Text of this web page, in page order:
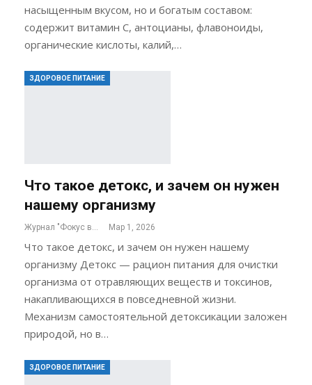
насыщенным вкусом, но и богатым составом:
содержит витамин C, антоцианы, флавоноиды,
органические кислоты, калий,…
ЗДОРОВОЕ ПИТАНИЕ
Что такое детокс, и зачем он нужен
нашему организму
Журнал "Фокус внимания" Мар 1, 2026
Что такое детокс, и зачем он нужен нашему
организму Детокс — рацион питания для очистки
организма от отравляющих веществ и токсинов,
накапливающихся в повседневной жизни.
Механизм самостоятельной детоксикации заложен
природой, но в…
ЗДОРОВОЕ ПИТАНИЕ